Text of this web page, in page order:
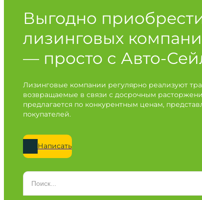
Выгодно
лизинговых
— просто с Авто-
Лизинговые компании регулярно реализуют
возвращаемые в связи с досрочным
предлагается по конкурентным ценам,
покупателей.
Написать